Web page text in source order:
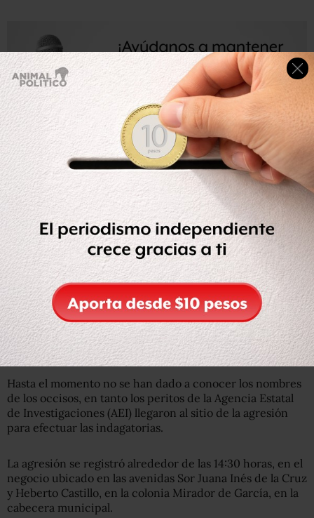
Subrayó que también “se encuentra una báscula, por lo
cual la línea de investigación primordial que tenemos es
un ataque entre bandas del crimen organizado“.
Flores Saldívar aclaró que “tal vez” no todas las personas
acribilladas pertenecen a los grupos delictivos, ya que
algunos de ellos al parecer trabajan como empleados en la
agencia de venta de cerveza.
Hasta el momento no se han dado a conocer los nombres
de los occisos, en tanto los peritos de la Agencia Estatal
de Investigaciones (AEI) llegaron al sitio de la agresión
para efectuar las indagatorias.
La agresión se registró alrededor de las 14:30 horas, en el
negocio ubicado en las avenidas Sor Juana Inés de la Cruz
y Heberto Castillo, en la colonia Mirador de García, en la
cabecera municipal.